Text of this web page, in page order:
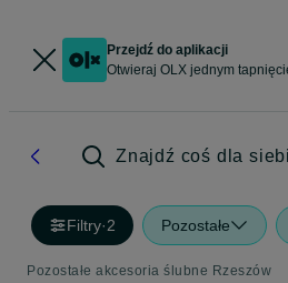
Przejdź do aplikacji
Otwieraj OLX jednym
Znajdź coś dla
Filtry·2 Pozostałe
Pozostałe akcesoria ślubne Rzeszów